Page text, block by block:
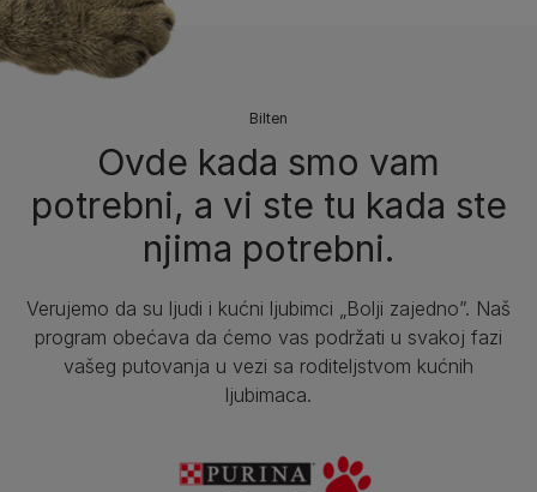
Bilten​
Ovde kada smo vam
potrebni, a vi ste tu kada ste
njima potrebni.
Verujemo da su ljudi i kućni ljubimci „Bolji zajedno”. Naš
program obećava da ćemo vas podržati u svakoj fazi
vašeg putovanja u vezi sa roditeljstvom kućnih
ljubimaca.